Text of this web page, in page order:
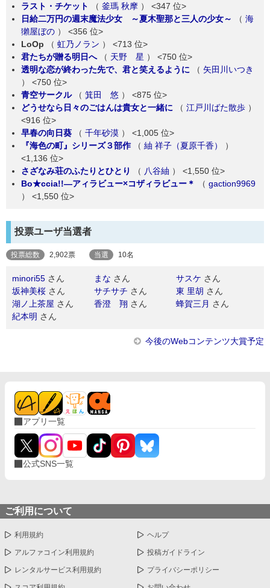
ラスト・チケット
（ 釜瑪 秋摩 ） <347 位>
日給二万円の週末魔法少女 ～夏木聖那と三人の少女～
（ 海
獺屋ぼの ） <356 位>
LoOp
（ 虹乃ノラン ） <713 位>
君たちが贈る明日へ
（ 天野 星 ） <750 位>
透明な恋が終わった先で、君と笑えるように
（ 矢田川いつき
） <750 位>
青空サークル
（ 箕田 悠 ） <875 位>
どうせなら日々のごはんは貴女と一緒に
（ 江戸川ばた散歩 ）
<916 位>
早春の向日葵
（ 千年砂漠 ） <1,005 位>
『海色の町』シリーズ３部作
（ 紬 祥子（夏原千香）
）
<1,136 位>
さざなみ荘のふたりとひとり
（ 八谷紬 ） <1,550 位>
Bo★ccia!!―アィラビュー×コザィラビュー＊
（ gaction9969
） <1,550 位>
投票ユーザ当選者
投票総数 2,902票 当選 10名
minori55 さん まな さん サスケ さん
坂神美桜 さん サチサチ さん 東 里胡 さん
湖ノ上茶屋 さん 香澄 翔 さん 蜂賀三月 さん
紀本明 さん
今後のWebコンテンツ大賞予定
アプリ一覧
公式SNS一覧
ご利用について
利用規約 ヘルプ
アルファコイン利用規約 投稿ガイドライン
レンタルサービス利用規約 プライバシーポリシー